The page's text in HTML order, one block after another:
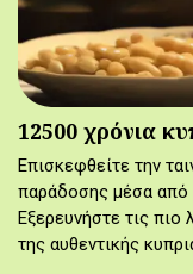
12500 χρόνια
Επισκεφθείτε την
παράδοσης μέσα από
Εξερευνήστε τις πιο
της αυθεντικής